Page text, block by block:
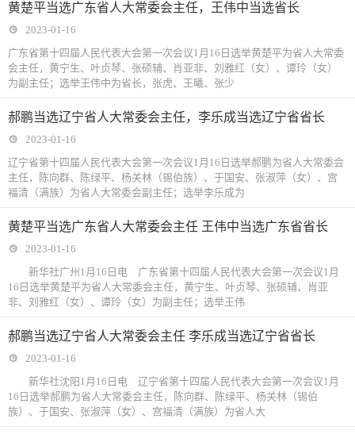
黄楚平当选广东省人大常委会主任，王伟中当选省长
2023-01-16
广东省第十四届人民代表大会第一次会议1月16日选举黄楚平为省人大常委
会主任，黄宁生、叶贞琴、张硕辅、肖亚非、刘雅红（女）、谭玲（女）
为副主任；选举王伟中为省长，张虎、王曦、张少
郝鹏当选辽宁省人大常委会主任，李乐成当选辽宁省省长
2023-01-16
辽宁省第十四届人民代表大会第一次会议1月16日选举郝鹏为省人大常委会
主任，陈向群、陈绿平、杨关林（锡伯族）、于国安、张淑萍（女）、宫
福清（满族）为省人大常委会副主任；选举李乐成为
黄楚平当选广东省人大常委会主任 王伟中当选广东省省长
2023-01-16
新华社广州1月16日电 广东省第十四届人民代表大会第一次会议1月
16日选举黄楚平为省人大常委会主任，黄宁生、叶贞琴、张硕辅、肖亚
非、刘雅红（女）、谭玲（女）为副主任；选举王伟
郝鹏当选辽宁省人大常委会主任 李乐成当选辽宁省省长
2023-01-16
新华社沈阳1月16日电 辽宁省第十四届人民代表大会第一次会议1月
16日选举郝鹏为省人大常委会主任，陈向群、陈绿平、杨关林（锡伯
族）、于国安、张淑萍（女）、宫福清（满族）为省人大